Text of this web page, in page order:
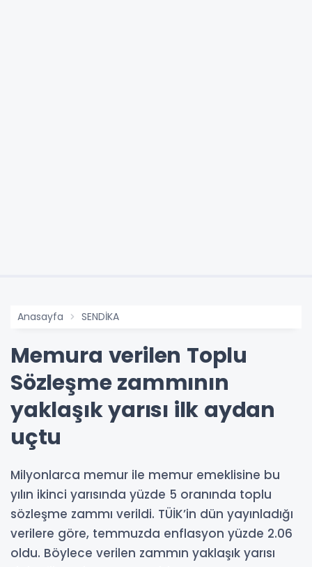
Anasayfa SENDİKA
Memura verilen Toplu
Sözleşme zammının
yaklaşık yarısı ilk aydan
uçtu
Milyonlarca memur ile memur emeklisine bu
yılın ikinci yarısında yüzde 5 oranında toplu
sözleşme zammı verildi. TÜİK’in dün yayınladığı
verilere göre, temmuzda enflasyon yüzde 2.06
oldu. Böylece verilen zammın yaklaşık yarısı